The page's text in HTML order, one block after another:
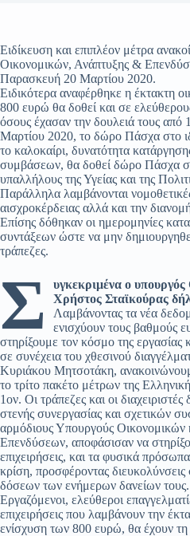
Ειδίκευση και επιπλέον μέτρα
Οικονομικών, Ανάπτυξης &
Παρασκευή 20 Μαρτίου 2020.
Ειδικότερα αναφέρθηκε η έκτακτη
800 ευρώ θα δοθεί και σε
όσους έχασαν την δουλειά τους
Μαρτίου 2020, το δώρο Πάσχα στο
το καλοκαίρι, δυνατότητα
συμβάσεων, θα δοθεί δώρο Πάσχα
υπαλλήλους της Υγείας και της
Παράλληλα λαμβάνονται
αισχροκέρδειας αλλά και την
Επίσης δόθηκαν οι ημερομηνίες
συντάξεων ώστε να μην
τράπεζες.
Σ
υγκεκριμένα ο
Χρήστος Σταϊκούρας
Λαμβάνοντας τα νέα
ενισχύουν τους βαθμούς
στηρίξουμε τον κόσμο της εργασίας
σε συνέχεια του χθεσινού
Κυριάκου Μητσοτάκη,
το τρίτο πακέτο μέτρων της
1ον. Οι τράπεζες και οι
στενής συνεργασίας και σχετικών
αρμόδιους Υπουργούς Οικονομικών
Επενδύσεων, αποφάσισαν να
επιχειρήσεις, και τα φυσικά
κρίση, προσφέροντας
δόσεων των ενήμερων δανείων τους.
Εργαζόμενοι, ελεύθεροι
επιχειρήσεις που λαμβάνουν την
ενίσχυση των 800 ευρώ, θα έχουν